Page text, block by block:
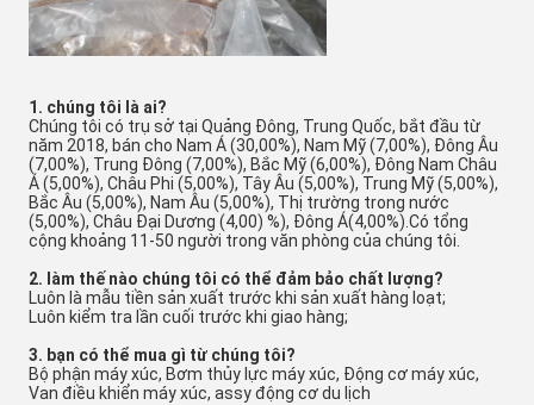
1. chúng tôi là ai?
Chúng tôi có trụ sở tại Quảng Đông, Trung Quốc, bắt đầu từ
năm 2018, bán cho Nam Á (30,00%), Nam Mỹ (7,00%), Đông Âu
(7,00%), Trung Đông (7,00%), Bắc Mỹ (6,00%), Đông Nam Châu
Á (5,00%), Châu Phi (5,00%), Tây Âu (5,00%), Trung Mỹ (5,00%),
Bắc Âu (5,00%), Nam Âu (5,00%), Thị trường trong nước
(5,00%), Châu Đại Dương (4,00) %), Đông Á(4,00%).Có tổng
cộng khoảng 11-50 người trong văn phòng của chúng tôi.
2. làm thế nào chúng tôi có thể đảm bảo chất lượng?
Luôn là mẫu tiền sản xuất trước khi sản xuất hàng loạt;
Luôn kiểm tra lần cuối trước khi giao hàng;
3. bạn có thể mua gì từ chúng tôi?
Bộ phận máy xúc, Bơm thủy lực máy xúc, Động cơ máy xúc,
Van điều khiển máy xúc, assy động cơ du lịch